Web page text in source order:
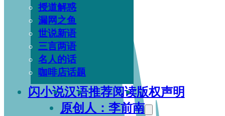
授道解惑
漏网之鱼
世说新语
三言两语
名人的话
咖啡店话题
闪小说汉语推荐阅读版权声明
原创人：李前南